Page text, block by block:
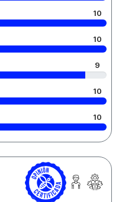
10
10
9
10
10